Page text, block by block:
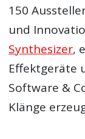
150
und
Synthesizer,
Effektgeräte
Software &
Klänge